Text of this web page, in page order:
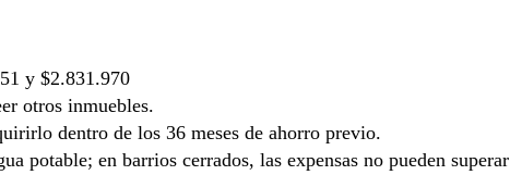
y $2.831.970
otros inmuebles.
dentro de los 36 meses de ahorro previo.
potable; en barrios cerrados, las expensas no pueden superar